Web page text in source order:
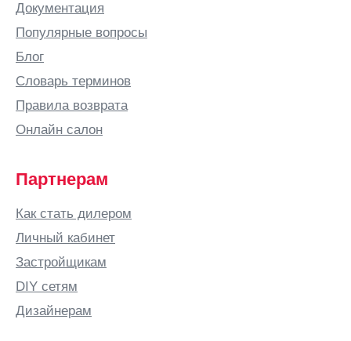
Документация
Популярные вопросы
Блог
Словарь терминов
Правила возврата
Онлайн салон
Партнерам
Как стать дилером
Личный кабинет
Застройщикам
DIY сетям
Дизайнерам